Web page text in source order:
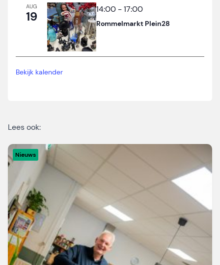
AUG
19 14:00 -17:00
Rommelmarkt Plein28
Bekijk kalender
Lees ook:
Nieuws